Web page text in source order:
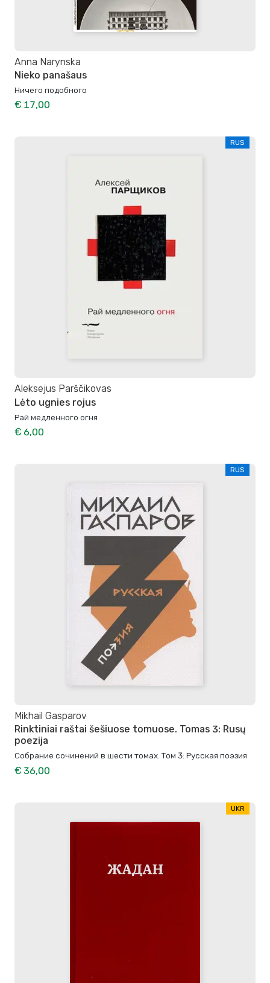
Anna Narynska
Nieko panašaus
Ничего подобного
€ 17,00
RUS
Aleksejus Parščikovas
Lėto ugnies rojus
Рай медленного огня
€ 6,00
RUS
Mikhail Gasparov
Rinktiniai raštai šešiuose tomuose. Tomas 3: Rusų
poezija
Собрание сочинений в шести томах. Том 3: Русская поэзия
€ 36,00
UKR